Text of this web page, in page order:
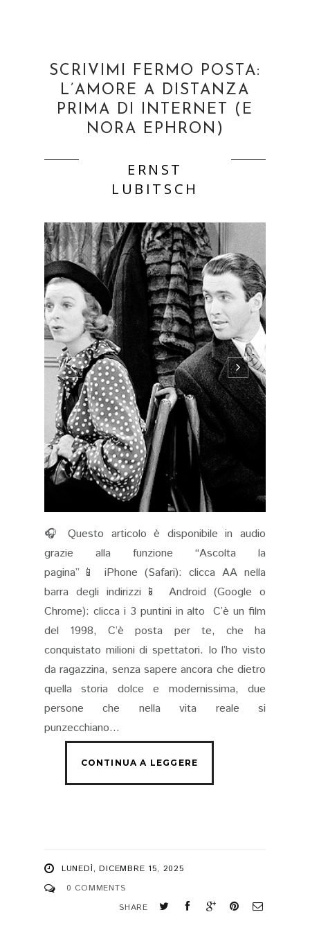
SCRIVIMI FERMO POSTA:
L’AMORE A DISTANZA
PRIMA DI INTERNET (E
NORA EPHRON)
ERNST
LUBITSCH
🎧 Questo articolo è disponibile in audio
grazie alla funzione “Ascolta la
pagina”📱 iPhone (Safari): clicca AA nella
barra degli indirizzi📱 Android (Google o
Chrome): clicca i 3 puntini in alto C’è un film
del 1998, C’è posta per te, che ha
conquistato milioni di spettatori. Io l’ho visto
da ragazzina, senza sapere ancora che dietro
quella storia dolce e modernissima, due
persone che nella vita reale si
punzecchiano...
LUNEDÌ, DICEMBRE 15, 2025
0 COMMENTS
SHARE